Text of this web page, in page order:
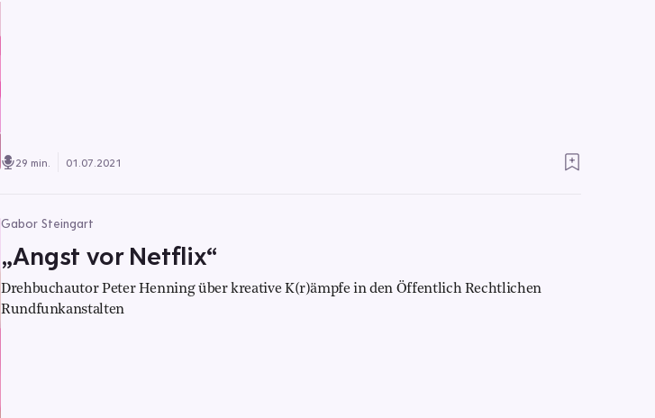
29 min. 01.07.2021
Gabor Steingart
„Angst vor Netflix“
Drehbuchautor Peter Henning über kreative K(r)ämpfe in den Öffentlich Rechtlichen
Rundfunkanstalten